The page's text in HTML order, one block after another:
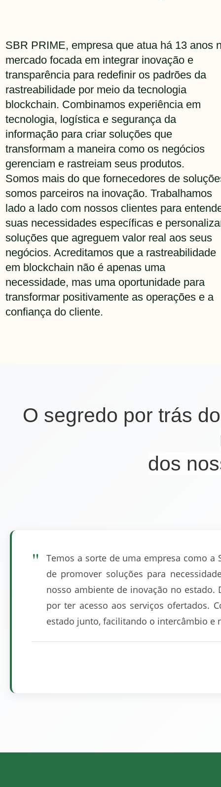
SBR PRIME, empresa que atua há 13 anos
mercado focada em integrar inovação e
transparência para redefinir os padrões da
rastreabilidade por meio da tecnologia
blockchain. Combinamos experiência em
tecnologia, logística e segurança da
informação para criar soluções que
transformam a maneira como os negócios
gerenciam e rastreiam seus produtos.
Somos mais do que fornecedores de
somos parceiros na inovação. Trabalhamos
lado a lado com nossos clientes para
suas necessidades específicas e
soluções que agreguem valor real aos seus
negócios. Acreditamos que a rastreabilidade
em blockchain não é apenas uma
necessidade, mas uma oportunidade para
transformar positivamente as operações e a
confiança do cliente.
O segredo por trás
dos
"
Temos a sorte de uma empresa como a
de promover soluções para
nosso ambiente de inovação no estado.
por ter acesso aos serviços ofertados.
estado junto, facilitando o intercâmbio e